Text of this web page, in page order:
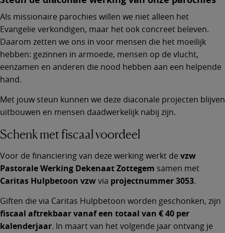
Als missionaire parochies willen we niet alleen het
Evangelie verkondigen, maar het ook concreet beleven.
Daarom zetten we ons in voor mensen die het moeilijk
hebben: gezinnen in armoede, mensen op de vlucht,
eenzamen en anderen die nood hebben aan een helpende
hand.
Met jouw steun kunnen we deze diaconale projecten blijven
uitbouwen en mensen daadwerkelijk nabij zijn.
Schenk met fiscaal voordeel
Voor de financiering van deze werking werkt de vzw
Pastorale Werking Dekenaat Zottegem samen met
Caritas Hulpbetoon vzwvia projectnummer 3053.
Giften die via Caritas Hulpbetoon worden geschonken, zijn
fiscaal aftrekbaar vanaf een totaal van € 40 per
kalenderjaar. In maart van het volgende jaar ontvang je